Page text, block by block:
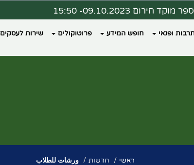
מוקד חירום 09.10.2023- 15:50
מצב 09.10.2023 - 16:00
ופנאי חופש המידע פרוטוקולים שירות לעסקים
ראשי חדשות ورشات للطلاب